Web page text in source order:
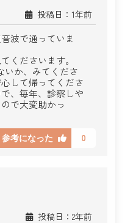
投稿日：1年前
波で通っていま
くださいます。
いか、みてくださ
して帰ってくださ
、毎年、診察しや
で大変助かっ
参考になった 0
投稿日：2年前